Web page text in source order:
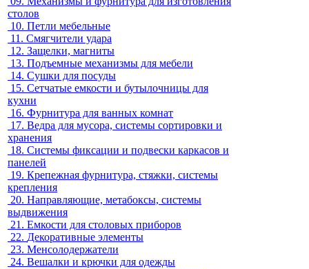
столов
10. Петли мебельные
11. Смягчители удара
12. Защелки, магниты
13. Подъемные механизмы для мебели
14. Сушки для посуды
15. Сетчатые емкости и бутылочницы для
кухни
16. Фурнитура для ванных комнат
17. Ведра для мусора, системы сортировки и
хранения
18. Системы фиксации и подвески каркасов и
панелей
19. Крепежная фурнитура, стяжки, системы
крепления
20. Направляющие, метабоксы, системы
выдвижения
21. Емкости для столовых приборов
22. Декоративные элементы
23. Менсолодержатели
24. Вешалки и крючки для одежды